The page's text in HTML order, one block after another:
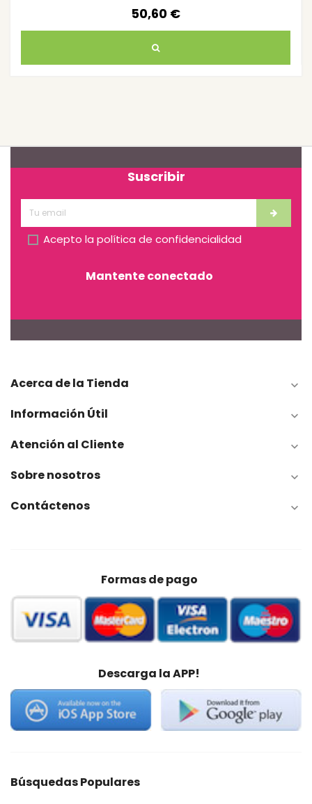
50,60 €
Suscribir
Acepto la política de confidencialidad
Mantente conectado
Acerca de la Tienda 
Información Útil 
Atención al Cliente 
Sobre nosotros 
Contáctenos 
Formas de pago
Descarga la APP!
Búsquedas Populares